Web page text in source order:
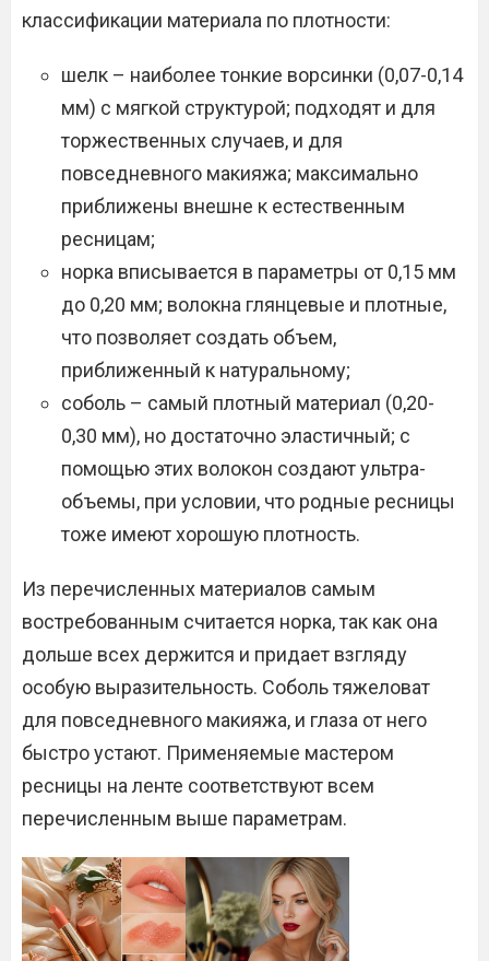
классификации материала по плотности:
шелк – наиболее тонкие ворсинки (0,07-0,14
мм) с мягкой структурой; подходят и для
торжественных случаев, и для
повседневного макияжа; максимально
приближены внешне к естественным
ресницам;
норка вписывается в параметры от 0,15 мм
до 0,20 мм; волокна глянцевые и плотные,
что позволяет создать объем,
приближенный к натуральному;
соболь – самый плотный материал (0,20-
0,30 мм), но достаточно эластичный; с
помощью этих волокон создают ультра-
объемы, при условии, что родные ресницы
тоже имеют хорошую плотность.
Из перечисленных материалов самым
востребованным считается норка, так как она
дольше всех держится и придает взгляду
особую выразительность. Соболь тяжеловат
для повседневного макияжа, и глаза от него
быстро устают. Применяемые мастером
ресницы на ленте соответствуют всем
перечисленным выше параметрам.